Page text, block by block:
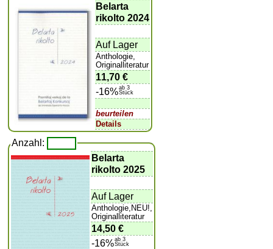
Belarta
rikolto 2024
Auf Lager
Anthologie,
Originalliteratur
11,70 €
-16%ab 3
Stück
beurteilen
Details
Anzahl:
Belarta
rikolto 2025
Auf Lager
Anthologie,NEU!,
Originalliteratur
14,50 €
-16%ab 3
Stück